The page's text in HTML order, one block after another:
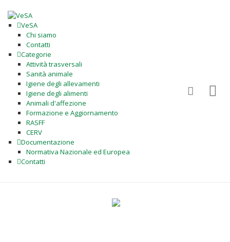
VeSA
Chi siamo
Contatti
Categorie
Attività trasversali
Sanità animale
Igiene degli allevamenti
Igiene degli alimenti
Animali d'affezione
Formazione e Aggiornamento
RASFF
CERV
Documentazione
Normativa Nazionale ed Europea
Contatti